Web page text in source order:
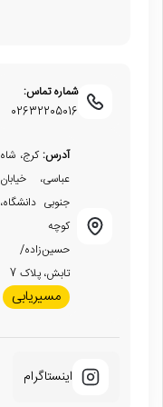
شماره تماس:
02632205016
آدرس:کرج، شاه
عباسی، خیابان
جنوبی دانشگاه،
کوچه
حسین‌زاده/
تابش، پلاک 7
مسیریابی
اینستاگرام